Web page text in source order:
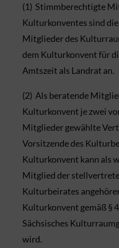
(1) Stimmberechtigte
Kulturkonventes sind
Mitglieder des
dem Kulturkonvent für
Amtszeit als Landrat an.
(2) Als beratende
Kulturkonvent je zwei
Mitglieder gewählte
Vorsitzende des
Kulturkonvent kann als
Mitglied der
Kulturbeirates
Kulturkonvent gemäß §
Sächsisches
wird.